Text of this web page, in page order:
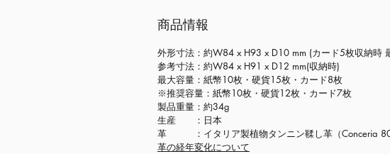
商品情報
外形寸法：約W84 x H93 x D10 mm (カード5枚収納時
参考寸法：約W84 x H91 x D12 mm(収納時)
最大容量：紙幣10枚・硬貨15枚・カード8枚
※推奨容量：紙幣10枚・硬貨12枚・カード7枚
製品重量：約34g
生産 ：日本
革 ：イタリア製植物タンニン鞣し革（Conceria
革の経年変化について